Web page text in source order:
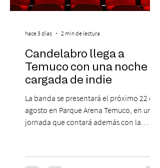
Candelabro llega a
Temuco con una noche
cargada de indie
La banda se presentará el próximo 22 de
agosto en Parque Arena Temuco, en una
jornada que contará además con la
agosto, el Parque Arena Temuco será
hace 3 días 2 min de lectura